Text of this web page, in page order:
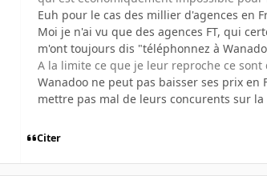
Euh pour le cas des millier d'agences en
Moi je n'ai vu que des agences FT, qui
m'ont toujours dis "téléphonnez à
A la limite ce que je leur reproche ce
Wanadoo ne peut pas baisser ses prix
mettre pas mal de leurs concurents sur la
Citer